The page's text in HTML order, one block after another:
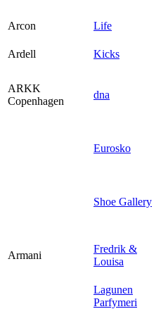
Arcon
Life
Ardell
Kicks
ARKK
Copenhagen
dna
Eurosko
Shoe Gallery
Armani
Fredrik &
Louisa
Lagunen
Parfymeri